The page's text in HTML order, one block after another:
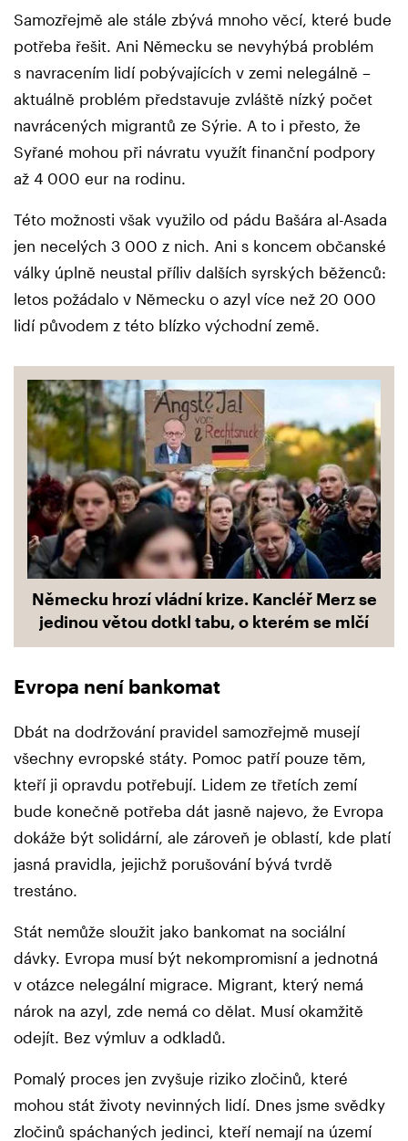
Samozřejmě ale stále zbývá mnoho věcí, které bude
potřeba řešit. Ani Německu se nevyhýbá problém
s navracením lidí pobývajících v zemi nelegálně –
aktuálně problém představuje zvláště nízký počet
navrácených migrantů ze Sýrie. A to i přesto, že
Syřané mohou při návratu využít finanční podpory
až 4 000 eur na rodinu.
Této možnosti však využilo od pádu Bašára al-Asada
jen necelých 3 000 z nich. Ani s koncem občanské
války úplně neustal příliv dalších syrských běženců:
letos požádalo v Německu o azyl více než 20 000
lidí původem z této blízko východní země.
Německu hrozí vládní krize. Kancléř Merz se
jedinou větou dotkl tabu, o kterém se mlčí
Evropa není bankomat
Dbát na dodržování pravidel samozřejmě musejí
všechny evropské státy. Pomoc patří pouze těm,
kteří ji opravdu potřebují. Lidem ze třetích zemí
bude konečně potřeba dát jasně najevo, že Evropa
dokáže být solidární, ale zároveň je oblastí, kde platí
jasná pravidla, jejichž porušování bývá tvrdě
trestáno.
Stát nemůže sloužit jako bankomat na sociální
dávky. Evropa musí být nekompromisní a jednotná
v otázce nelegální migrace. Migrant, který nemá
nárok na azyl, zde nemá co dělat. Musí okamžitě
odejít. Bez výmluv a odkladů.
Pomalý proces jen zvyšuje riziko zločinů, které
mohou stát životy nevinných lidí. Dnes jsme svědky
zločinů spáchaných jedinci, kteří nemají na území